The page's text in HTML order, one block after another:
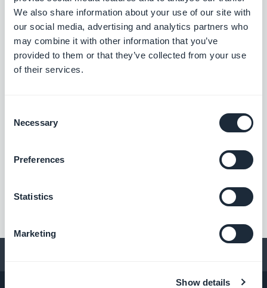
We also share information about your use of our site with
our social media, advertising and analytics partners who
may combine it with other information that you’ve
provided to them or that they’ve collected from your use
of their services.
Selection
Necessary
Preferences
Statistics
Marketing
Show details